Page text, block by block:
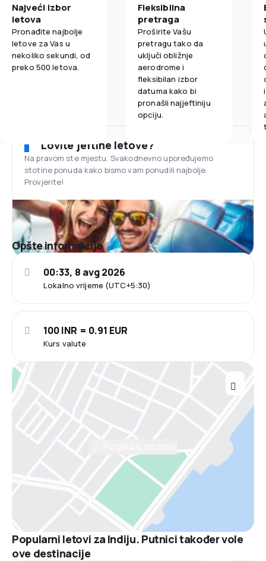
Najveći izbor
letova
Pronađite najbolje
letove za Vas u
nekoliko sekundi, od
preko 500 letova.
Fleksibilna
pretraga
Proširite Vašu
pretragu tako da
uključi obližnje
aerodrome i
fleksibilan izbor
datuma kako bi
pronašli najjeftiniju
opciju.
Lovite jeftine letove?
Na pravom ste mjestu. Svakodnevno upoređujemo
stotine ponuda kako bismo vam ponudili najbolje.
Provjerite!
Opšte informacije
Lokalno vrijeme (UTC+5:30)
00:33, 8 avg 2026
Kurs valute
100 INR = 0.91 EUR
Popularni letovi za Indiju. Putnici također vole
ove destinacije